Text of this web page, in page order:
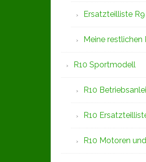
Ersatzteilliste R9
Meine restlichen
R10 Sportmodell
R10
R10
R10 Motoren